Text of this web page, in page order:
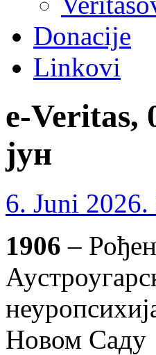
Donacije
Linkovi
e-Veritas,
јун
6. Juni 2026.
1906 –
Новом Саду